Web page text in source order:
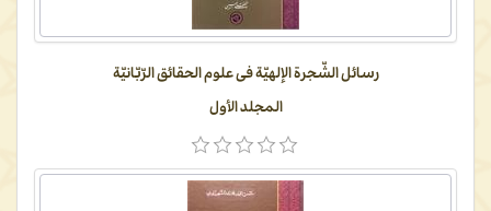
رسائل الشّجرة الإلهیّة فی علوم الحقائق الرّبّانیّة
المجلد الأول